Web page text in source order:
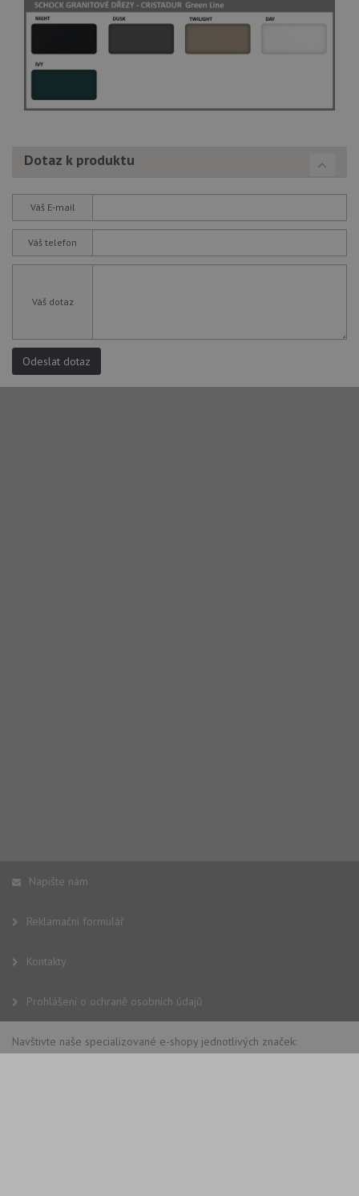
Dotaz k produktu
Váš E-mail
Váš telefon
Váš dotaz
Odeslat dotaz
Napište nám
Reklamační formulář
Kontakty
Prohlášení o ochraně osobních údajů
Navštivte naše specializované e-shopy jednotlivých značek: